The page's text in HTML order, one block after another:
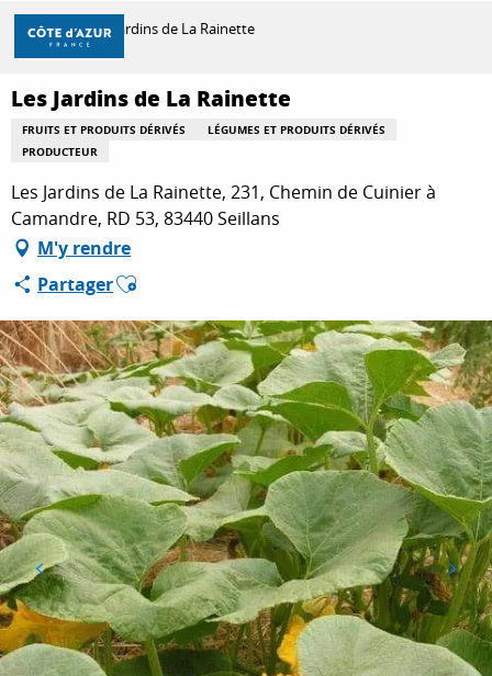
Aller
contenu
principal
DÉCOUVRIR
À FAIRE
SÉJOURNER
Accueil Les Jardins de La Rainette
Les Jardins de La Rainette
FRUITS ET PRODUITS DÉRIVÉS
LÉGUMES ET PRODUITS DÉRIVÉS
PRODUCTEUR
Les Jardins de La Rainette, 231, Chemin de Cuinier à
Camandre, RD 53, 83440 Seillans
M'y rendre
PartagerAjouter aux favoris